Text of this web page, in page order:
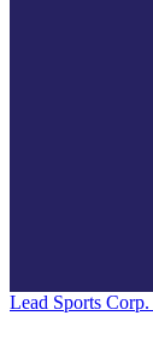
Lead Sports Corp.